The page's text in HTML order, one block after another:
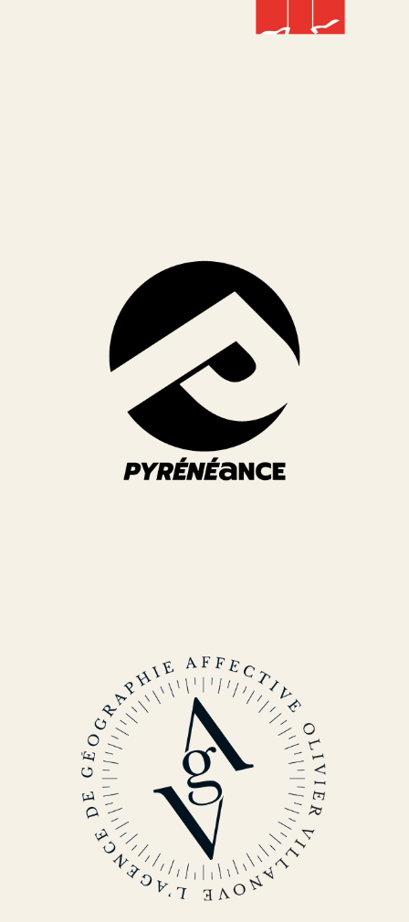
Site web
Identités Site web